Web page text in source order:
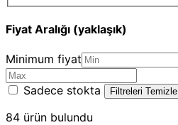
Fiyat Aralığı (yaklaşık)
Minimum fiyat
Sadece stokta Filtreleri Temizle
84 ürün bulundu